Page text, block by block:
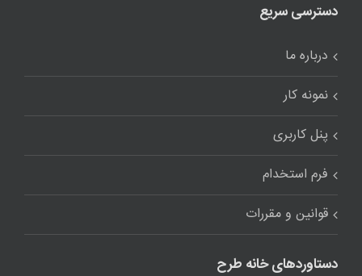
دسترسی سریع
درباره ما
نمونه کار
پنل کاربری
فرم استخدام
قوانین و مقررات
دستاوردهای خانه طرح